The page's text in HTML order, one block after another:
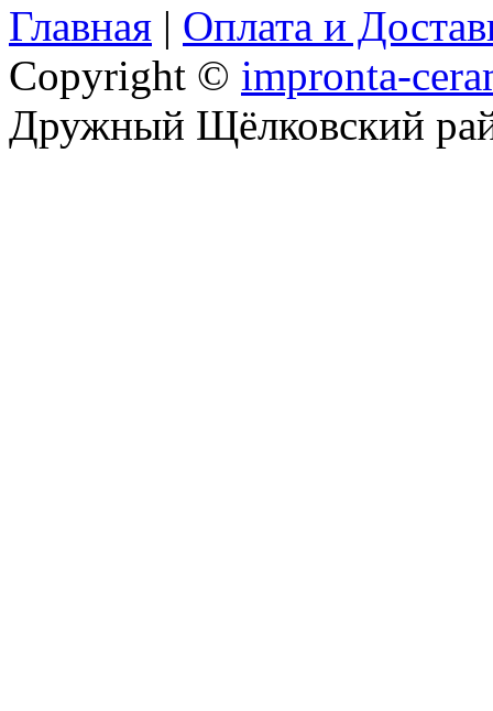
Главная | Оплата и
Copyright © impronta-
Дружный Щёлковский